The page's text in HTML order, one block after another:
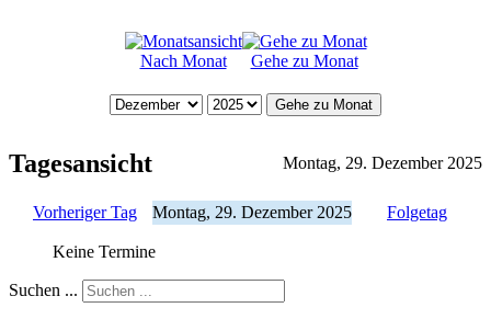
Nach Monat Gehe zu Monat
Gehe zu Monat
Tagesansicht Montag, 29. Dezember 2025
Vorheriger Tag Montag, 29. Dezember 2025 Folgetag
Keine Termine
Suchen ...